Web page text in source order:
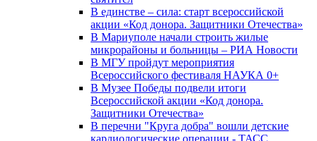
В единстве – сила: старт всероссийской
акции «Код донора. Защитники Отечества»
В Мариуполе начали строить жилые
микрорайоны и больницы – РИА Новости
В МГУ пройдут мероприятия
Всероссийского фестиваля НАУКА 0+
В Музее Победы подвели итоги
Всероссийской акции «Код донора.
Защитники Отечества»
В перечни "Круга добра" вошли детские
кардиологические операции - ТАСС